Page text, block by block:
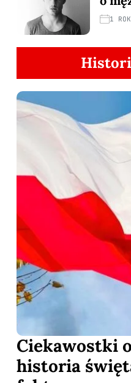
1
Ciekawostki
historia